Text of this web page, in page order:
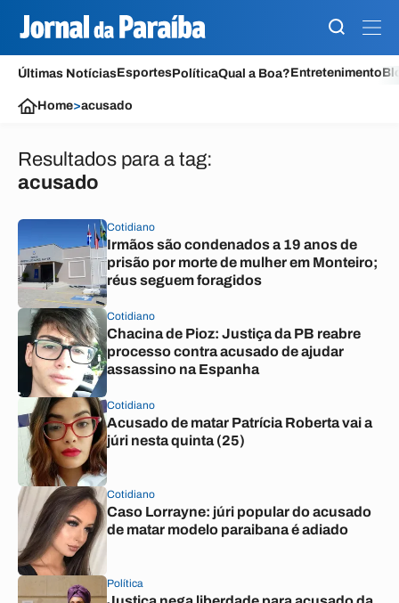
Últimas NotíciasEsportesPolíticaQual a Boa?Entretenimento
Home>acusado
Resultados para a tag:
acusado
Cotidiano
Irmãos são condenados a 19 anos de
prisão por morte de mulher em Monteiro;
réus seguem foragidos
Cotidiano
Chacina de Pioz: Justiça da PB reabre
processo contra acusado de ajudar
assassino na Espanha
Cotidiano
Acusado de matar Patrícia Roberta vai a
júri nesta quinta (25)
Cotidiano
Caso Lorrayne: júri popular do acusado
de matar modelo paraibana é adiado
Política